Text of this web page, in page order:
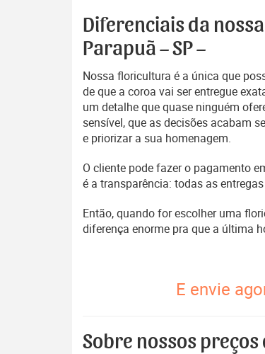
Diferenciais da
Parapuã – SP –
Nossa floricultura é a única que
de que a coroa vai ser entregue
um detalhe que quase ninguém
sensível, que as decisões acabam
e priorizar a sua homenagem.
O cliente pode fazer o pagamento
é a transparência: todas as
Então, quando for escolher uma
diferença enorme pra que a última
E envie
Sobre nossos